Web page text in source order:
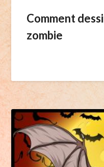
Comment
zombie